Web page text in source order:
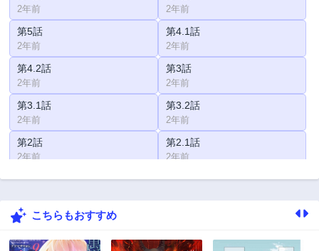
2年前 2年前
第5話
2年前
第4.1話
2年前
第4.2話
2年前
第3話
2年前
第3.1話
2年前
第3.2話
2年前
第2話
2年前
第2.1話
2年前
第2.2話 第1話
こちらもおすすめ